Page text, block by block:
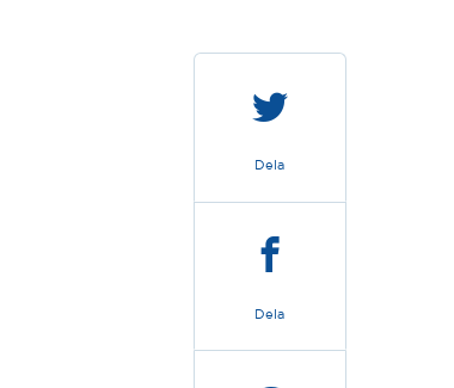
Dela
Dela